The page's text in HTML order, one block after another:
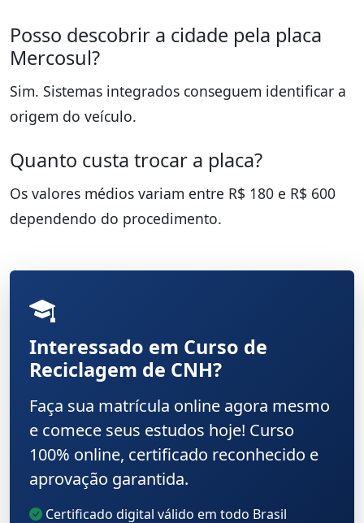
Posso descobrir a cidade pela placa
Mercosul?
Sim. Sistemas integrados conseguem identificar a
origem do veículo.
Quanto custa trocar a placa?
Os valores médios variam entre R$ 180 e R$ 600
dependendo do procedimento.
Interessado em Curso de
Reciclagem de CNH?
Faça sua matrícula online agora mesmo
e comece seus estudos hoje! Curso
100% online, certificado reconhecido e
aprovação garantida.
Certificado digital válido em todo Brasil